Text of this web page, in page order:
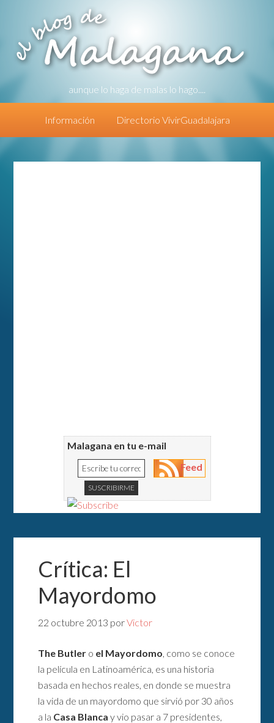
aunque lo haga de malas lo hago....
Información Directorio VivirGuadalajara
Malagana en tu e-mail
Feed
Crítica: El
Mayordomo
22 octubre 2013 porVictor
The Butler o el Mayordomo, como se conoce
la película en Latinoamérica, es una historia
basada en hechos reales, en donde se muestra
la vida de un mayordomo que sirvió por 30 años
a la Casa Blanca y vio pasar a 7 presidentes,